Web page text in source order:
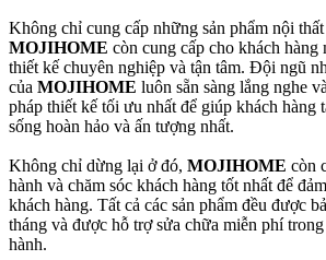
Không chỉ cung cấp những sản phẩm nội
MOJIHOME còn cung cấp cho khách
thiết kế chuyên nghiệp và tận tâm. Đội ngũ
của MOJIHOME luôn sẵn sàng lắng nghe
pháp thiết kế tối ưu nhất để giúp khách hàng
sống hoàn hảo và ấn tượng nhất.
Không chỉ dừng lại ở đó, MOJIHOME còn
hành và chăm sóc khách hàng tốt nhất để
khách hàng. Tất cả các sản phẩm đều được
tháng và được hỗ trợ sửa chữa miễn phí
hành.